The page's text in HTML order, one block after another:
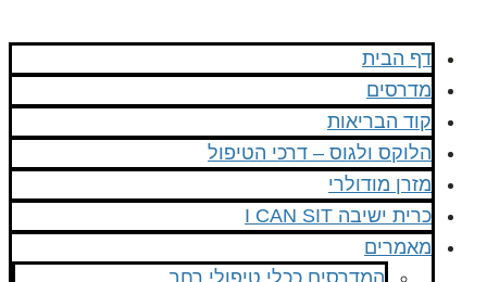
דף הבית
מדרסים
קוד הבריאות
הלוקס ולגוס – דרכי הטיפול
מזרן מודולרי
כרית ישיבה I CAN SIT
מאמרים
המדרסים ככלי טיפולי רחב